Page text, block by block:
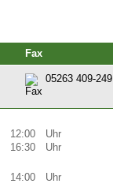
Fax
05263 409-249
12:00
Uhr
16:30 Uhr
14:00 Uhr